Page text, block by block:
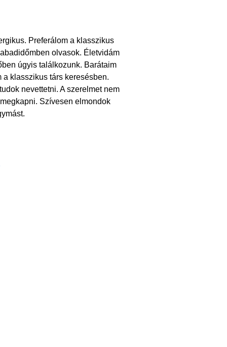
Preferálom a klasszikus
olvasok. Életvidám
úgyis találkozunk. Barátaim
klasszikus társ keresésben.
nevettetni. A szerelmet nem
Szívesen elmondok